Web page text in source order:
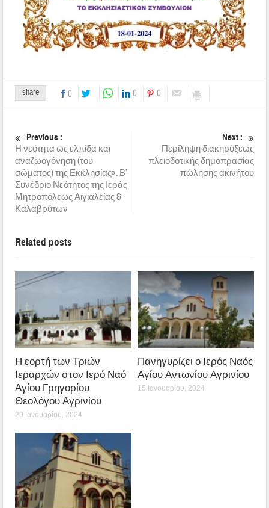
share 0 0 0
Previous :
Η νεότητα ως ελπίδα και
αναζωογόνηση (του
σώματος) της Εκκλησίας». Β’
Συνέδριο Νεότητος της Ιεράς
Μητροπόλεως Αιγιαλείας &
Καλαβρύτων
Next :
Περίληψη διακηρύξεως
πλειοδοτικής δημοπρασίας
πώλησης ακινήτου
Related posts
Η εορτή των Τριών
Ιεραρχών στον Ιερό Ναό
Αγίου Γρηγορίου
Θεολόγου Αγρινίου
29 Ιανουαρίου, 2024
Πανηγυρίζει ο Ιερός Ναός
Αγίου Αντωνίου Αγρινίου
15 Ιανουαρίου, 2024